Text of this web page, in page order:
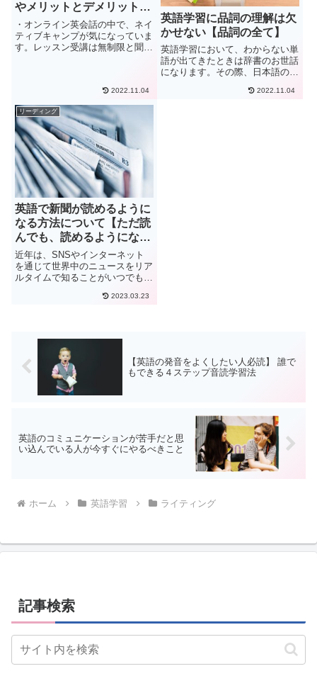
やメリットとデメリットを
解説
・オンライン英会話の中で、ネイ
ティブキャンプが気になっていま
す。レッスン受講は無制限と聞い
できる英語レベルが欲しいです。
時間はたくさんあるのですが、
ど...
2022.11.04
英語学習に品詞の理解は欠
かせない【品詞の全て】
英語学習において、わからない単
語が出てきたときは辞書のお世話
になります。その際、日本語の意
訳している…ということはないで
2022.11.04
リーディング
英語で新聞が読めるように
なる方法について【ただ読
んでも、読めるようになら
ない】
近年は、SNSやインターネット
を通じて世界中のニュースをリア
ルタイムで知ることがいつでもで
書かれている文章を読んだりする
2023.03.23
【英語の発音をよくしたい人必読】 誰で
もできる４ステップ音読学習法
英語のコミュニケーションが苦手だと思
い込んでいる人が今すぐにやるべきこと
ホーム 英語学習 ライティング
記事検索